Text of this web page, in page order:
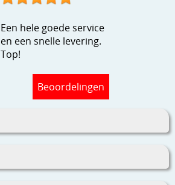
Een hele goede service
en een snelle levering.
Top!
Beoordelingen